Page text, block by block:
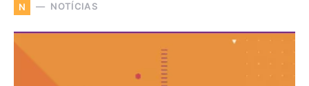
N NOTÍCIAS